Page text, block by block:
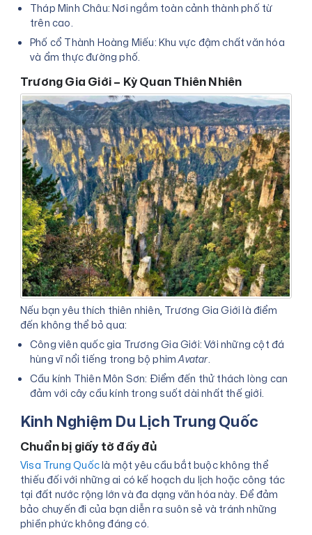
Tháp Minh Châu: Nơi ngắm toàn cảnh thành phố từ
trên cao.
Phố cổ Thành Hoàng Miếu: Khu vực đậm chất văn hóa
và ẩm thực đường phố.
Trương Gia Giới – Kỳ Quan Thiên Nhiên
Nếu bạn yêu thích thiên nhiên, Trương Gia Giới là điểm
đến không thể bỏ qua:
Công viên quốc gia Trương Gia Giới: Với những cột đá
hùng vĩ nổi tiếng trong bộ phimAvatar.
Cầu kính Thiên Môn Sơn: Điểm đến thử thách lòng can
đảm với cây cầu kính trong suốt dài nhất thế giới.
Kinh Nghiệm Du Lịch Trung Quốc
Chuẩn bị giấy tờ đầy đủ
Visa Trung Quốclà một yêu cầu bắt buộc không thể
thiếu đối với những ai có kế hoạch du lịch hoặc công tác
tại đất nước rộng lớn và đa dạng văn hóa này. Để đảm
bảo chuyến đi của bạn diễn ra suôn sẻ và tránh những
phiền phức không đáng có.